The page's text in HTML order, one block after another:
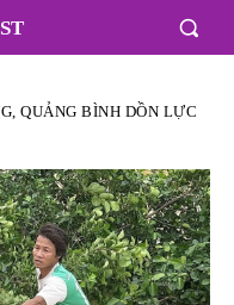
QUẢNG BÌNH DỒN LỰC